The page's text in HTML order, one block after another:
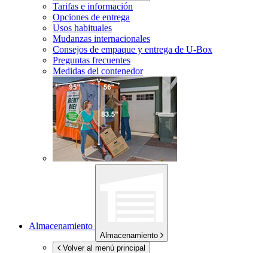
Tarifas e información
Opciones de entrega
Usos habituales
Mudanzas internacionales
Consejos de empaque y entrega de U-Box
Preguntas frecuentes
Medidas del contenedor
Almacenamiento
Almacenamiento
Volver al menú principal